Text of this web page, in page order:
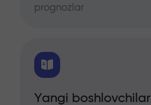
prognozlar
Yangi